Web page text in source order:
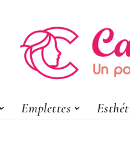
Emplettes